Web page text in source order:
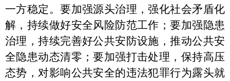
一方稳定。要加强源头治理，强化社会矛盾化
解，持续做好安全风险防范工作；要加强隐患
治理，持续完善好公共安防设施，推动公共安
全隐患动态清零；要加强打击处理，保持高压
态势，对影响公共安全的违法犯罪行为露头就